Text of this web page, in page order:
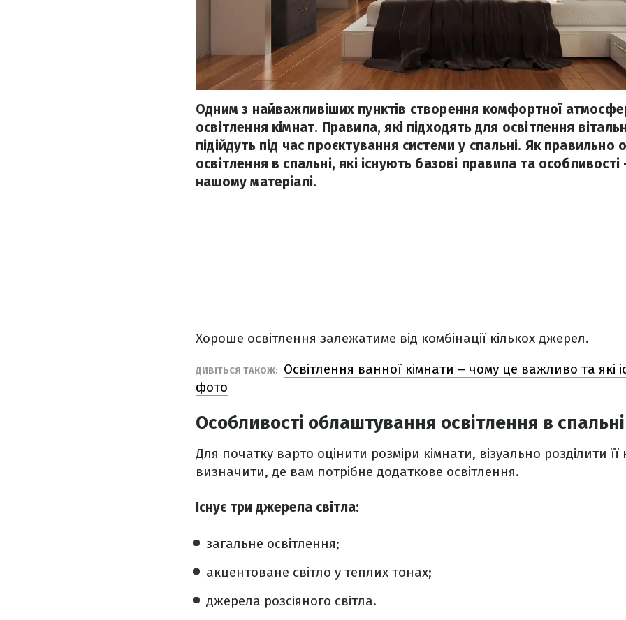
Одним з найважливіших пунктів створення комфортної
освітлення кімнат. Правила, які підходять для освітлення
підійдуть під час проєктування системи у спальні. Як
освітлення в спальні, які існують базові правила та
нашому матеріалі.
Хороше освітлення залежатиме від комбінації кількох джерел.
ДИВІТЬСЯ ТАКОЖ:
Освітлення ванної кімнати – чому це важливо та які
фото
Особливості облаштування освітлення в спальні
Для початку варто оцінити розміри кімнати, візуально розділити
визначити, де вам потрібне додаткове освітлення.
Існує три джерела світла:
загальне освітлення;
акцентоване світло у теплих тонах;
джерела розсіяного світла.